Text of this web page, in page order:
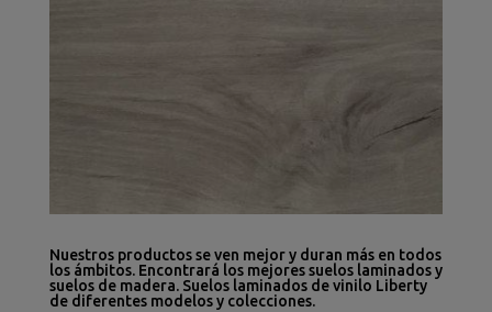
Nuestros productos se ven mejor y duran más en todos
los ámbitos. Encontrará los mejores suelos laminados y
suelos de madera. Suelos laminados de vinilo Liberty
de diferentes modelos y colecciones.